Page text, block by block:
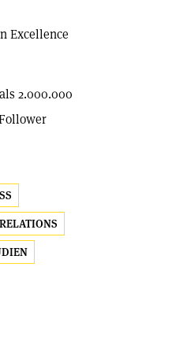
Excellence
2.000.000